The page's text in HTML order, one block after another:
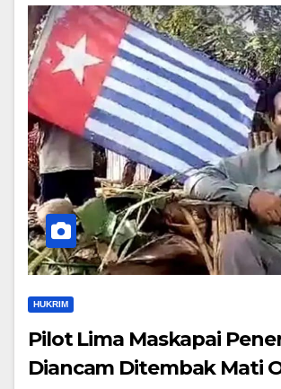
HUKRIM
Pilot Lima Maskapai
Diancam Ditembak Mati